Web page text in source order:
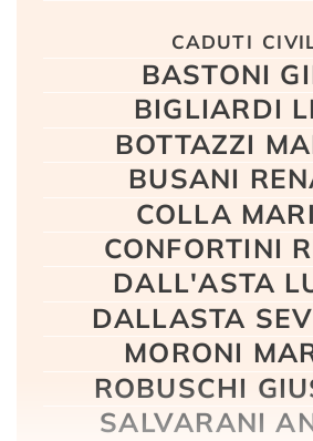
caduti
BASTONI
BIGLIARDI
BOTTAZZI
BUSANI
COLLA
CONFORTINI
DALL'ASTA
DALLASTA
MORONI
ROBUSCHI
SALVARANI